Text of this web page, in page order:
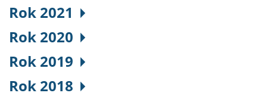
Rok 2021
Rok 2020
Rok 2019
Rok 2018